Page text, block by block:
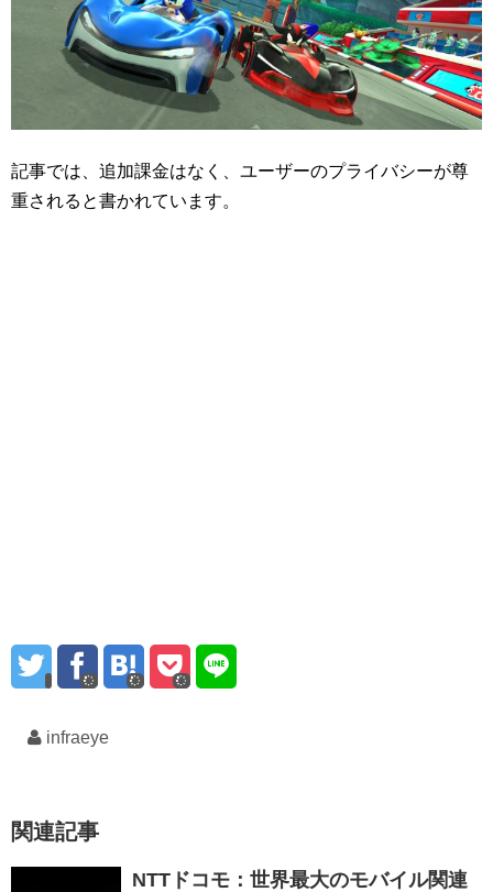
記事では、追加課金はなく、ユーザーのプライバシーが尊
重されると書かれています。
infraeye
関連記事
NTTドコモ：世界最大のモバイル関連